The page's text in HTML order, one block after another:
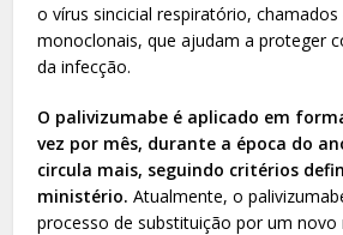
o vírus sincicial respiratório,
monoclonais, que ajudam a proteger
da infecção.
O palivizumabe é aplicado em
vez por mês, durante a época do
circula mais, seguindo critérios
ministério. Atualmente, o
processo de substituição por um